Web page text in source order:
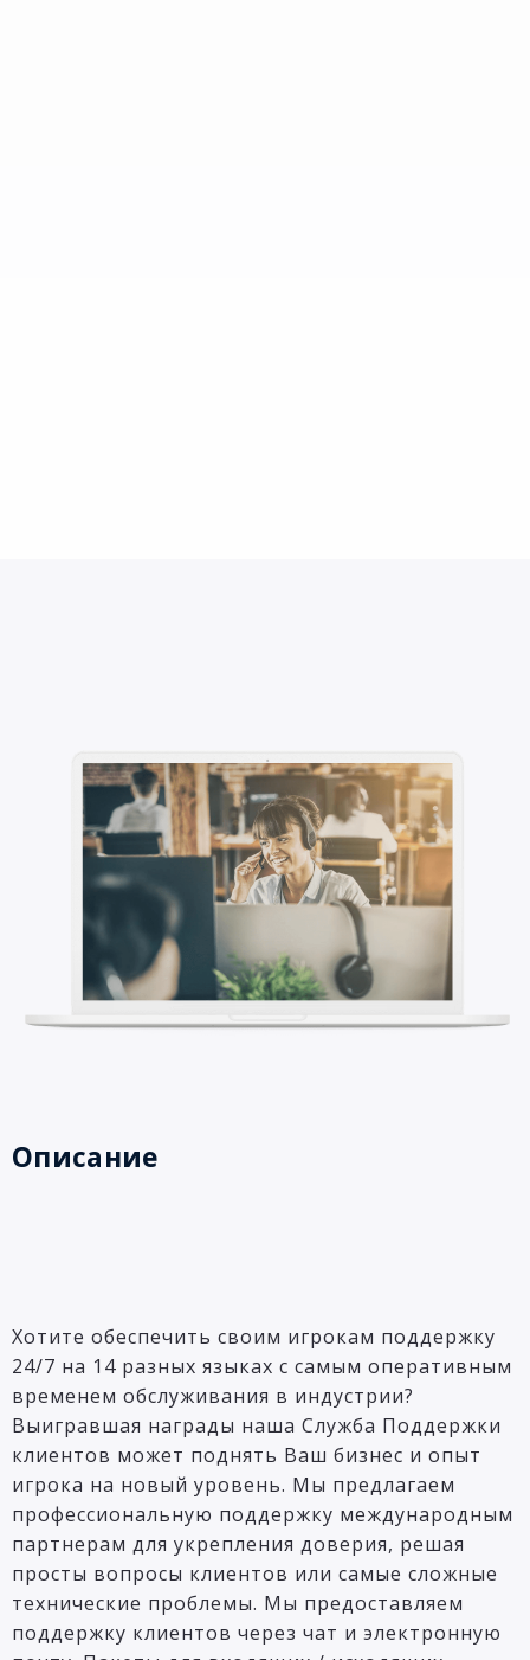
Описание
Хотите обеспечить своим игрокам поддержку
24/7 на 14 разных языках с самым оперативным
временем обслуживания в индустрии?
Выигравшая награды наша Служба Поддержки
клиентов может поднять Ваш бизнес и опыт
игрока на новый уровень. Мы предлагаем
профессиональную поддержку международным
партнерам для укрепления доверия, решая
просты вопросы клиентов или самые сложные
технические проблемы. Мы предоставляем
поддержку клиентов через чат и электронную